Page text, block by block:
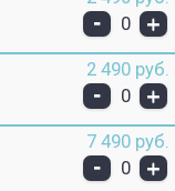
- 0 +
2 490 руб.
- 0 +
7 490 руб.
- 0 +